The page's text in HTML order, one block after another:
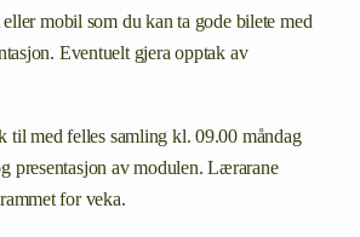
mobil som du kan ta gode bilete med
Eventuelt gjera opptak av
til med felles samling kl. 09.00 måndag
presentasjon av modulen. Lærarane
for veka.